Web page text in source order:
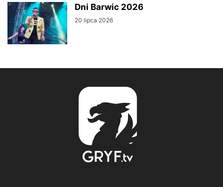
Dni Barwic 2026
20 lipca 2026